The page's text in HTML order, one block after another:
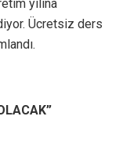
yılına
Ücretsiz ders